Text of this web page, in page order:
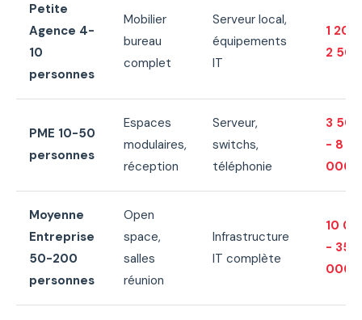
Petite
Agence 4-
10
personnes
Mobilier
bureau
complet
Serveur local,
équipements
IT
1
2
PME 10-50
personnes
Espaces
modulaires,
réception
Serveur,
switchs,
téléphonie
3
- 8
000€
Moyenne
Entreprise
50-200
personnes
Open
space,
salles
réunion
Infrastructure
IT complète
10
- 35
000€